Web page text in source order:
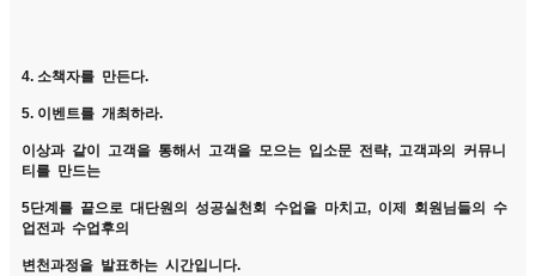
4. 소책자를 만든다.
5. 이벤트를 개최하라.
이상과 같이 고객을 통해서 고객을 모으는 입소문 전략, 고객과의 커뮤니
티를 만드는
5단계를 끝으로 대단원의 성공실천회 수업을 마치고, 이제 회원님들의 수
업전과 수업후의
변천과정을 발표하는 시간입니다.